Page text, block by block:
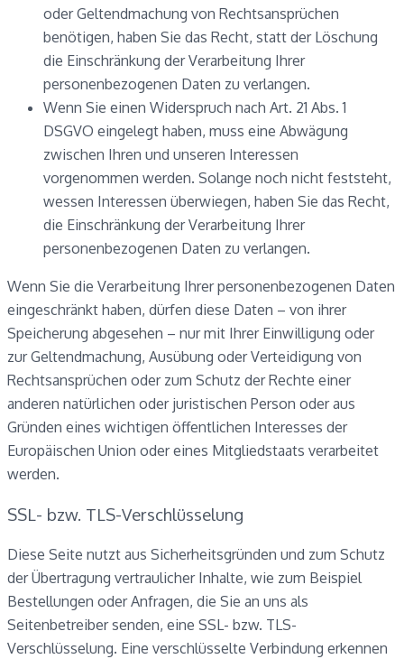
oder Geltendmachung von Rechtsansprüchen
benötigen, haben Sie das Recht, statt der Löschung
die Einschränkung der Verarbeitung Ihrer
personenbezogenen Daten zu verlangen.
Wenn Sie einen Widerspruch nach Art. 21 Abs. 1
DSGVO eingelegt haben, muss eine Abwägung
zwischen Ihren und unseren Interessen
vorgenommen werden. Solange noch nicht feststeht,
wessen Interessen überwiegen, haben Sie das Recht,
die Einschränkung der Verarbeitung Ihrer
personenbezogenen Daten zu verlangen.
Wenn Sie die Verarbeitung Ihrer personenbezogenen Daten
eingeschränkt haben, dürfen diese Daten – von ihrer
Speicherung abgesehen – nur mit Ihrer Einwilligung oder
zur Geltendmachung, Ausübung oder Verteidigung von
Rechtsansprüchen oder zum Schutz der Rechte einer
anderen natürlichen oder juristischen Person oder aus
Gründen eines wichtigen öffentlichen Interesses der
Europäischen Union oder eines Mitgliedstaats verarbeitet
werden.
SSL- bzw. TLS-Verschlüsselung
Diese Seite nutzt aus Sicherheitsgründen und zum Schutz
der Übertragung vertraulicher Inhalte, wie zum Beispiel
Bestellungen oder Anfragen, die Sie an uns als
Seitenbetreiber senden, eine SSL- bzw. TLS-
Verschlüsselung. Eine verschlüsselte Verbindung erkennen